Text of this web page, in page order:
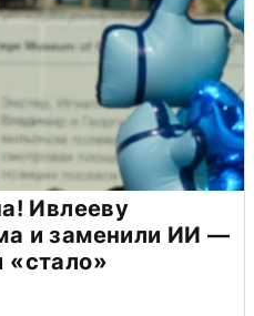
Ивлееву
и заменили ИИ —
«стало»